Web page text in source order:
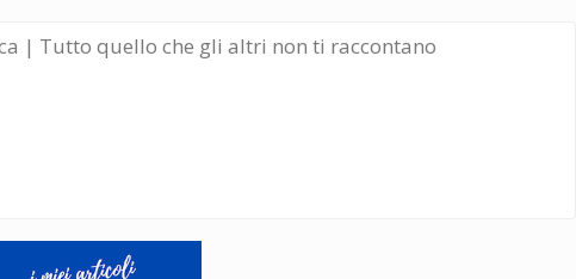
| Tutto quello che gli altri non ti raccontano